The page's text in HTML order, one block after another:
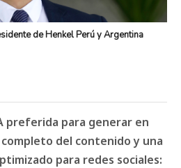
de Henkel Perú y Argentina
preferida para generar en
del contenido y una
para redes sociales: